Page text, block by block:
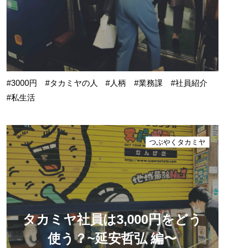
3000円 タカミヤの人 人柄 業務課
社員紹介
私生活
タカミヤ社員は3,000円をどう
使う？~延安哲弘 編〜
つぶやくタカミヤ